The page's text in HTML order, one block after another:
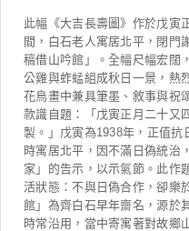
此幅《大吉長壽圖》作於戊寅
間，白石老人寓居北平，閉門
稿借山吟館」。全幅尺幅宏闊
公雞與蚱蜢組成秋日一景，熱
花鳥畫中兼具筆墨、敘事與祝
款識自題：「戊寅正月二十又
製。」戊寅為1938年，正值抗
時寓居北平，因不滿日偽統治
家」的告示，以示氣節。此作
活狀態：不與日偽合作，卻樂
館」為齊白石早年齋名，源於
時常沿用，當中寄寓著對故鄉